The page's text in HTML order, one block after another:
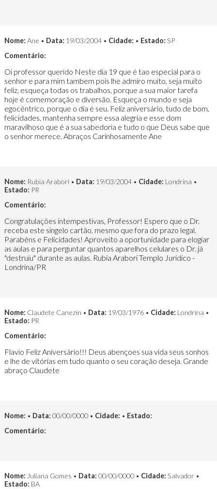
Nome: Ane • Data: 19/03/2004 • Cidade: • Estado: SP
Comentário:
Oi professor querido Neste dia 19 que é tao especial para o
senhor e para mim tambem pois lhe admiro muito, seja muito
feliz, esqueça todas os trabalhos, porque a sua maior tarefa
hoje é comemoração e diversão. Esqueça o mundo e seja
egocêntrico, porque o dia é seu. Feliz aniversário, tudo de bom,
felicidades, mantenha sempre essa alegria e esse dom
maravilhoso que é a sua sabedoria e tudo o que Deus sabe que
o senhor merece. Abraços Carinhosamente Ane
Nome: Rubia Arabori • Data: 19/03/2004 • Cidade: Londrina •
Estado: PR
Comentário:
Congratulações intempestivas, Professor! Espero que o Dr.
receba este singelo cartão, mesmo que fora do prazo legal.
Parabéns e Felicidades! Aproveito a oportunidade para elogiar
as aulas e para perguntar quantos aparelhos celulares o Dr. já
"destruiu" durante as aulas. Rubia Arabori Templo Jurídico -
Londrina/PR
Nome: Claudete Canezin • Data: 19/03/1976 • Cidade: Londrina •
Estado: PR
Comentário:
Flavio Feliz Aniversário!!! Deus abençoes sua vida seus sonhos
e lhe de vitórias em tudo quanto o seu coração deseja. Grande
abraço Claudete
Nome: • Data: 00/00/0000 • Cidade: • Estado:
Comentário:
Nome: Juliana Gomes • Data: 00/00/0000 • Cidade: Salvador •
Estado: BA